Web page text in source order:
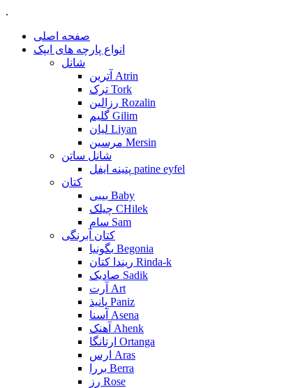
.
صفحه اصلی
انواع پارچه های ایپک
شانل
آترین Atrin
ترک Tork
رزالین Rozalin
گلیم Gilim
لیان Liyan
مرسین Mersin
شانل ساتن
پتینه ایفل patine eyfel
کتان
بیبی Baby
چیلک CHilek
سام Sam
کتان آبرنگی
بگونیا Begonia
ریندا کتان Rinda-k
صادیک Sadik
آرت Art
پانیذ Paniz
آسنا Asena
آهنک Ahenk
ارتانگا Ortanga
ارس Aras
بررا Berra
رز Rose